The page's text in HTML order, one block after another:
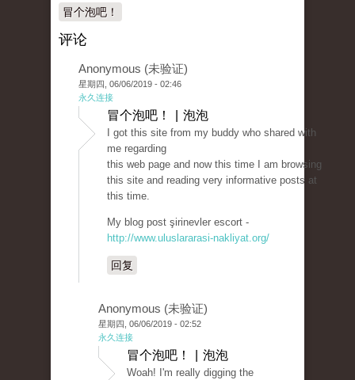
冒个泡吧！
评论
Anonymous (未验证)
星期四, 06/06/2019 - 02:46
永久连接
冒个泡吧！ | 泡泡
I got this site from my buddy who shared with
me regarding
this web page and now this time I am browsing
this site and reading very informative posts at
this time.
My blog post şirinevler escort -
http://www.uluslararasi-nakliyat.org/
回复
Anonymous (未验证)
星期四, 06/06/2019 - 02:52
永久连接
冒个泡吧！ | 泡泡
Woah! I'm really digging the